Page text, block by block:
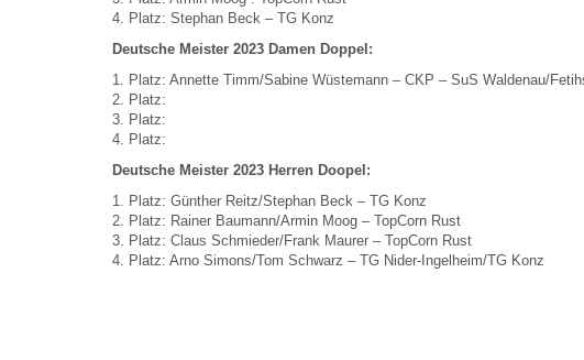
4. Platz: Stephan Beck – TG Konz
Deutsche Meister 2023 Damen Doppel:
1. Platz: Annette Timm/Sabine Wüstemann – CKP – SuS Waldenau/
2. Platz:
3. Platz:
4. Platz:
Deutsche Meister 2023 Herren Doopel:
1. Platz: Günther Reitz/Stephan Beck – TG Konz
2. Platz: Rainer Baumann/Armin Moog – TopCorn Rust
3. Platz: Claus Schmieder/Frank Maurer – TopCorn Rust
4. Platz: Arno Simons/Tom Schwarz – TG Nider-Ingelheim/TG Konz